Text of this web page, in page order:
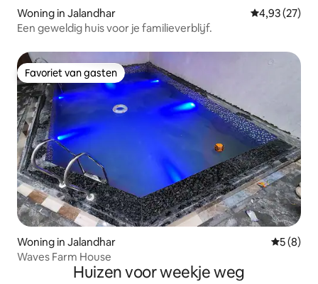
Woning in Jalandhar Gemiddelde
4,93 (27)
Een geweldig huis voor je familieverblijf.
Favoriet van gasten
Favoriet van gasten
Woning in Jalandhar
5 (8)
Waves Farm House
Huizen voor weekje weg